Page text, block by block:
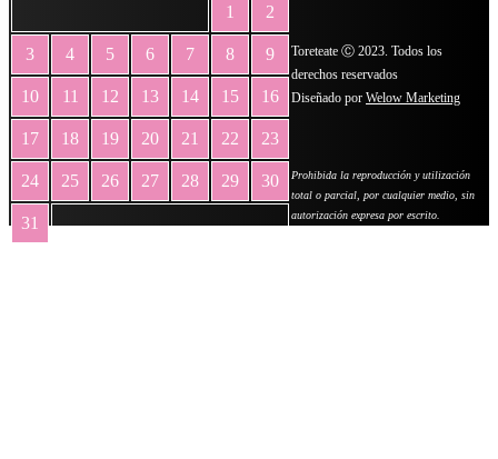
1 2
3 4 5 6 7 8 9
10 11 12 13 14 15 16
17 18 19 20 21 22 23
24 25 26 27 28 29 30
31
Toreteate Ⓒ 2023. Todos los
derechos reservados
Diseñado por Welow Marketing
Prohibida la reproducción y utilización
total o parcial, por cualquier medio, sin
autorización expresa por escrito.